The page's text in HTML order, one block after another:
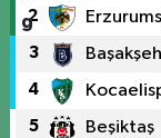
2
3
4
5 Beşiktaş